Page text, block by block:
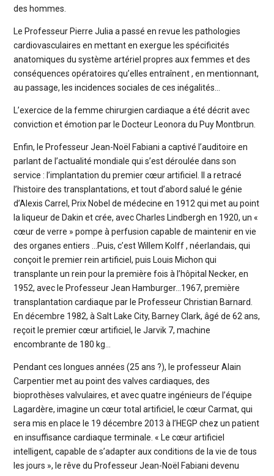
des hommes.
Le Professeur Pierre Julia a passé en revue les pathologies
cardiovasculaires en mettant en exergue les spécificités
anatomiques du système artériel propres aux femmes et des
conséquences opératoires qu’elles entraînent , en mentionnant,
au passage, les incidences sociales de ces inégalités…
L’exercice de la femme chirurgien cardiaque a été décrit avec
conviction et émotion par le Docteur Leonora du Puy Montbrun.
Enfin, le Professeur Jean-Noël Fabiani a captivé l’auditoire en
parlant de l’actualité mondiale qui s’est déroulée dans son
service : l’implantation du premier cœur artificiel. Il a retracé
l’histoire des transplantations, et tout d’abord salué le génie
d’Alexis Carrel, Prix Nobel de médecine en 1912 qui met au point
la liqueur de Dakin et crée, avec Charles Lindbergh en 1920, un «
cœur de verre » pompe à perfusion capable de maintenir en vie
des organes entiers …Puis, c’est Willem Kolff , néerlandais, qui
conçoit le premier rein artificiel, puis Louis Michon qui
transplante un rein pour la première fois à l’hôpital Necker, en
1952, avec le Professeur Jean Hamburger…1967, première
transplantation cardiaque par le Professeur Christian Barnard.
En décembre 1982, à Salt Lake City, Barney Clark, âgé de 62 ans,
reçoit le premier cœur artificiel, le Jarvik 7, machine
encombrante de 180 kg…
Pendant ces longues années (25 ans ?), le professeur Alain
Carpentier met au point des valves cardiaques, des
bioprothèses valvulaires, et avec quatre ingénieurs de l’équipe
Lagardère, imagine un cœur total artificiel, le cœur Carmat, qui
sera mis en place le 19 décembre 2013 à l’HEGP chez un patient
en insuffisance cardiaque terminale. « Le cœur artificiel
intelligent, capable de s’adapter aux conditions de la vie de tous
les jours », le rêve du Professeur Jean-Noël Fabiani devenu